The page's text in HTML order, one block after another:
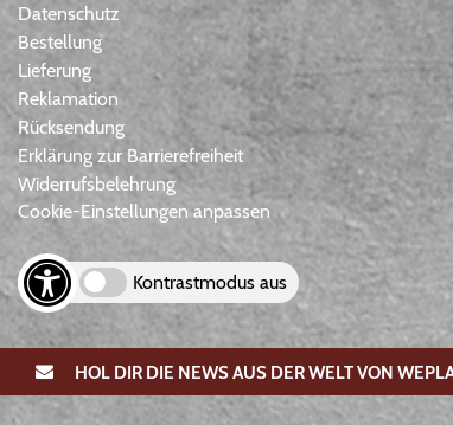
Datenschutz
Bestellung
Lieferung
Reklamation
Rücksendung
Erklärung zur Barrierefreiheit
Widerrufsbelehrung
Cookie-Einstellungen anpassen
Kontrastmodus aus
HOL DIR DIE NEWS AUS DER WELT VON